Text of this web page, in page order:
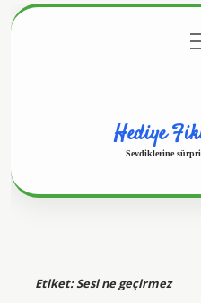
Gizlilik aç
Hediye
Sevdiklerine
Etiket:Sesi ne geçirmez